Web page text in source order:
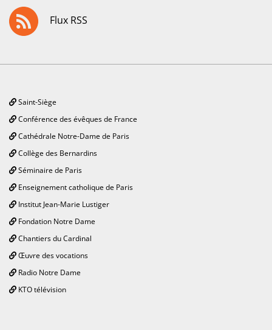
Flux RSS
Saint-Siège
Conférence des évêques de France
Cathédrale Notre-Dame de Paris
Collège des Bernardins
Séminaire de Paris
Enseignement catholique de Paris
Institut Jean-Marie Lustiger
Fondation Notre Dame
Chantiers du Cardinal
Œuvre des vocations
Radio Notre Dame
KTO télévision